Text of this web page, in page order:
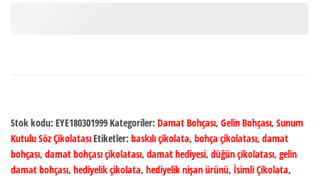
Stok kodu: EYE180301999Kategoriler: Damat Bohçası, Gelin Bohçası, Sunum
Kutulu Söz ÇikolatasıEtiketler: baskılı çikolata, bohça çikolatası, damat
bohçası, damat bohçası çikolatası, damat hediyesi, düğün çikolatası, gelin
damat bohçası, hediyelik çikolata, hediyelik nişan ürünü, İsimli Çikolata,